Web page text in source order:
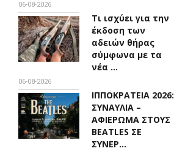
06-08-2026
Τι ισχύει για την
έκδοση των
αδειών θήρας
σύμφωνα με τα
νέα …
06-08-2026
ΙΠΠΟΚΡΑΤΕΙΑ 2026:
ΣΥΝΑΥΛΙΑ –
ΑΦΙΕΡΩΜΑ ΣΤΟΥΣ
BEATLES ΣΕ
ΣΥΝΕΡ…